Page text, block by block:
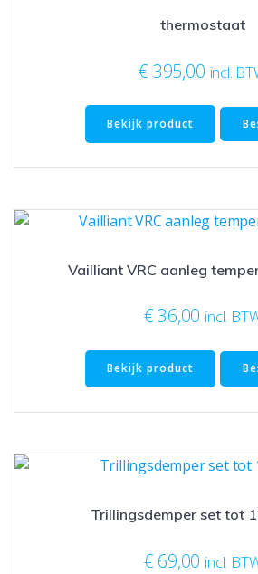
thermostaat
€ 395,00 incl.
Bekijk product
Vailliant VRC aanleg
€36,00 incl.
Bekijk product
Trillingsdemper set tot
€ 69,00 incl.